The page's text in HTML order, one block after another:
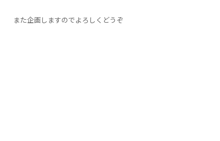
また企画しますのでよろしくどうぞ